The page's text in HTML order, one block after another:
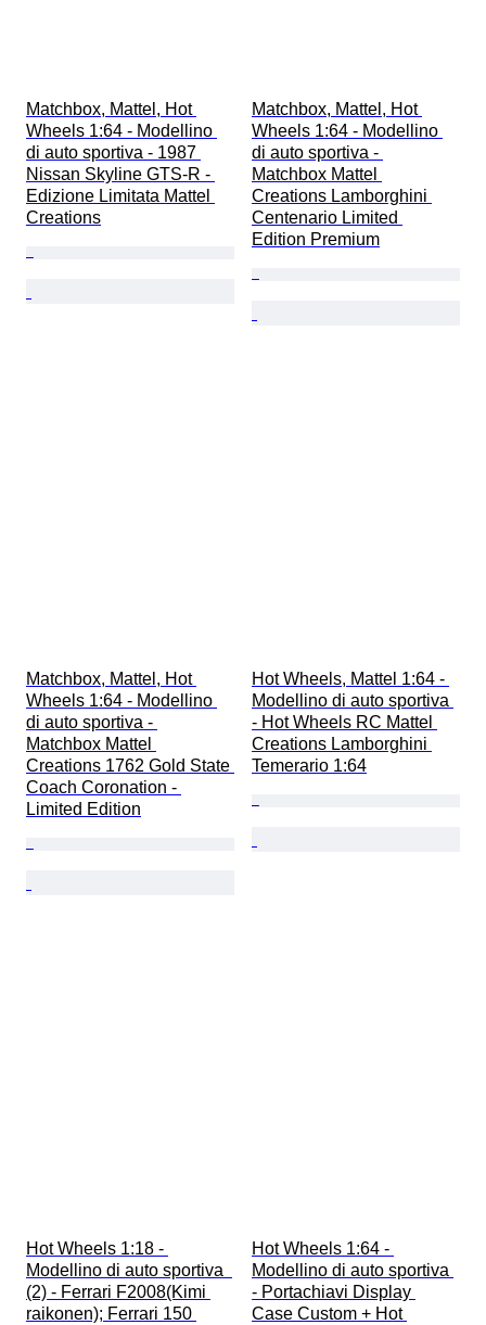
Matchbox, Mattel, Hot
Wheels 1:64 - Modellino
di auto sportiva - 1987
Nissan Skyline GTS-R -
Edizione Limitata Mattel
Creations
Matchbox, Mattel, Hot
Wheels 1:64 - Modellino
di auto sportiva -
Matchbox Mattel
Creations Lamborghini
Centenario Limited
Edition Premium
Matchbox, Mattel, Hot
Wheels 1:64 - Modellino
di auto sportiva -
Matchbox Mattel
Creations 1762 Gold State
Coach Coronation -
Limited Edition
Hot Wheels, Mattel 1:64 -
Modellino di auto sportiva
- Hot Wheels RC Mattel
Creations Lamborghini
Temerario 1:64
Hot Wheels 1:18 -
Modellino di auto sportiva
(2) - Ferrari F2008(Kimi
raikonen); Ferrari 150
Hot Wheels 1:64 -
Modellino di auto sportiva
- Portachiavi Display
Case Custom + Hot